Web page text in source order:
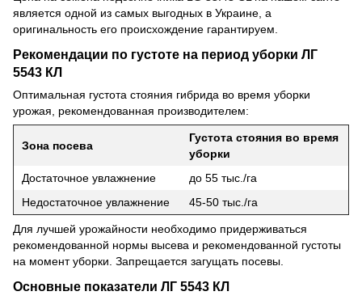
является одной из самых выгодных в Украине, а
оригинальность его происхождение гарантируем.
Рекомендации по густоте на период уборки ЛГ
5543 КЛ
Оптимальная густота стояния гибрида во время уборки
урожая, рекомендованная производителем:
Зона посева
Густота стояния во время
уборки
Достаточное увлажнение
до 55 тыс./га
Недостаточное увлажнение
45-50 тыс./га
Для лучшей урожайности необходимо придерживаться
рекомендованной нормы высева и рекомендованной густоты
на момент уборки. Запрещается загущать посевы.
Основные показатели ЛГ 5543 КЛ